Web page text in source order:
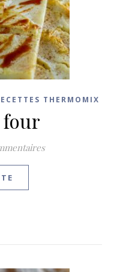
THERMOMIX
four